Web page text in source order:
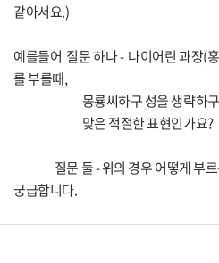
같아서요.)
예를들어 질문 하나 - 나이어린 과장(
를 부를때,
몽룡씨하구 성을 생략하구 이
맞은 적절한 표현인가요?
질문 둘 - 위의 경우 어떻게 부르
궁급합니다.